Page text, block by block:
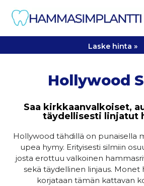
Laske hinta »
Hollywood
Saa kirkkaanvalkoiset,
täydellisesti linjatut
Hollywood tähdillä on punaisella
upea hymy. Erityisesti silmiin
josta erottuu valkoinen
sekä täydellinen linjaus. Monet
korjataan tämän kattavan